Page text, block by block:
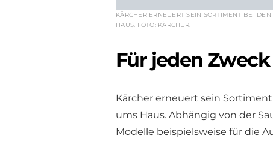
KÄRCHER ERNEUERT SEIN SORTIMENT BEI
HAUS. FOTO: KÄRCHER.
Für jeden
Kärcher erneuert sein
ums Haus. Abhängig von der
Modelle beispielsweise für die